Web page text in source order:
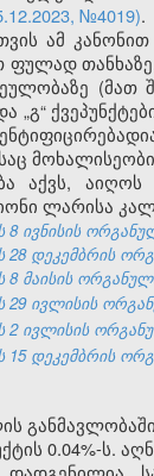
№4019).
ამ
ფულად
(მათ
და „გ“
აქვს,
ლარისა
ივნისის
28 დეკემბრის
8 მაისის
29 ივლისის
2 ივლისის
15 დეკემბრის
0.04%-ს.